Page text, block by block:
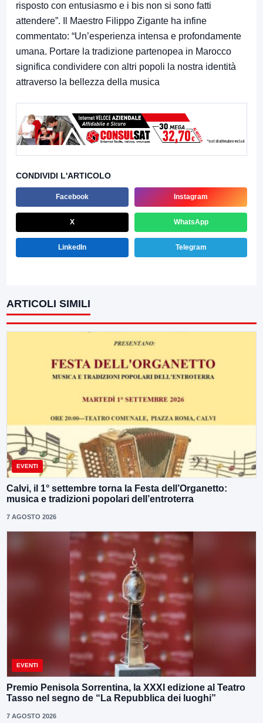
risposto con entusiasmo e i bis non si sono fatti
attendere”. Il Maestro Filippo Zigante ha infine
commentato: “Un’esperienza intensa e profondamente
umana. Portare la tradizione partenopea in Marocco
significa condividere con altri popoli la nostra identità
attraverso la bellezza della musica
CONDIVIDI L'ARTICOLO
Facebook Instagram
X WhatsApp
LinkedIn Telegram
ARTICOLI SIMILI
EVENTI
Calvi, il 1° settembre torna la Festa dell’Organetto:
musica e tradizioni popolari dell’entroterra
7 AGOSTO 2026
EVENTI
Premio Penisola Sorrentina, la XXXI edizione al Teatro
Tasso nel segno de “La Repubblica dei luoghi”
7 AGOSTO 2026